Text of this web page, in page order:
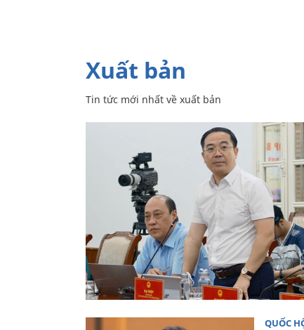
xuất bản
Tin tức mới nhất về xuất bản
QUỐC